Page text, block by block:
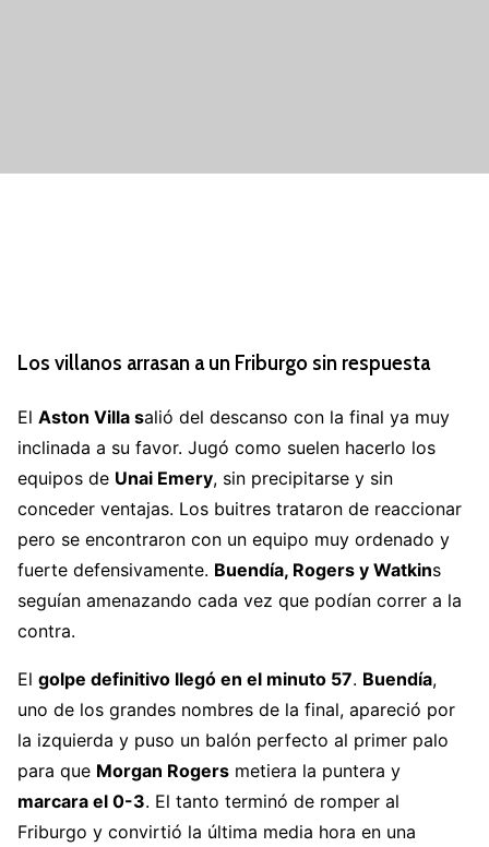
Los villanos arrasan a un Friburgo sin respuesta
El Aston Villa salió del descanso con la final ya muy
inclinada a su favor. Jugó como suelen hacerlo los
equipos de Unai Emery, sin precipitarse y sin
conceder ventajas. Los buitres trataron de reaccionar
pero se encontraron con un equipo muy ordenado y
fuerte defensivamente. Buendía, Rogers y Watkins
seguían amenazando cada vez que podían correr a la
contra.
El golpe definitivo llegó en el minuto 57. Buendía,
uno de los grandes nombres de la final, apareció por
la izquierda y puso un balón perfecto al primer palo
para que Morgan Rogers metiera la puntera y
marcara el 0-3. El tanto terminó de romper al
Friburgo y convirtió la última media hora en una